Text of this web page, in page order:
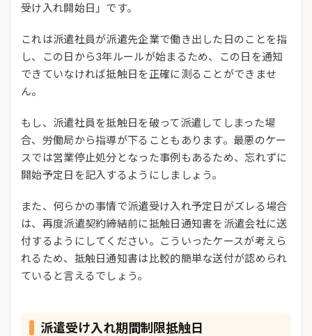
受け入れ開始日」です。
これは派遣社員が派遣先企業で働き出した日のことを指
し、この日から3年ルールが始まるため、この日を通知
できていなければ抵触日を正確に測ることができませ
ん。
もし、派遣社員を抵触日を破って派遣してしまった場
合、労働局から指導が下ることもあります。最悪のケー
スでは営業停止処分となった事例もあるため、忘れずに
開始予定日を記入するようにしましょう。
また、何らかの事情で派遣受け入れ予定日がズレる場合
は、再度派遣契約締結前に抵触日通知書を派遣会社に送
付するようにしてください。こういったケースが考えら
れるため、抵触日通知書は比較的簡単な送付が認められ
ていると言えるでしょう。
派遣受け入れ期間制限抵触日